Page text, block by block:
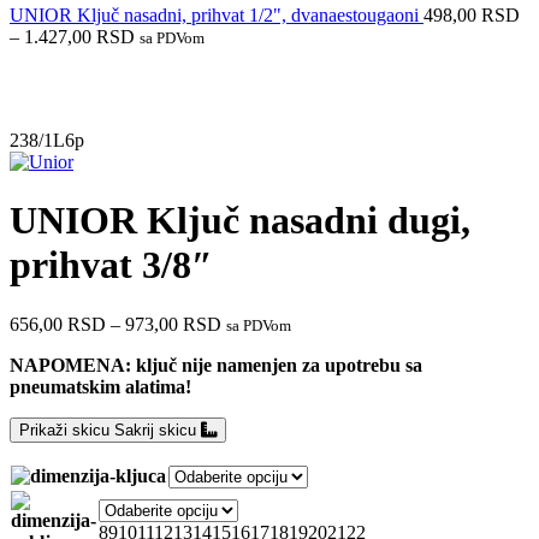
UNIOR Ključ nasadni, prihvat 1/2", dvanaestougaoni 498,00 RSD
– 1.427,00 RSD sa PDVom
238/1L6p
UNIOR Ključ nasadni dugi,
prihvat 3/8″
656,00 RSD – 973,00 RSD sa PDVom
NAPOMENA: ključ nije namenjen za upotrebu sa
pneumatskim alatima!
Prikaži skicu Sakrij skicu
89101112131415161718192021 22